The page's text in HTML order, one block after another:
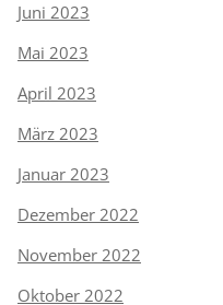
Juni 2023
Mai 2023
April 2023
März 2023
Januar 2023
Dezember 2022
November 2022
Oktober 2022